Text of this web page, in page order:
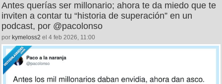
Antes querías ser millonario; ahora te da miedo que te
inviten a contar tu “historia de superación” en un
podcast, por @pacolonso
por kymeloss2 el 4 feb 2026, 11:00